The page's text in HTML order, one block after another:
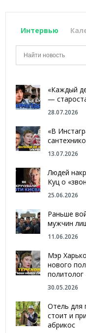
Интервью
«Каждый
—
28.07.2026
«В
13.07.2026
Людей
Куц о
25.06.2026
Раньше
мужчин
11.06.2026
Мэр
нового
политолог
30.05.2026
Отель для
стоит и
абрикос